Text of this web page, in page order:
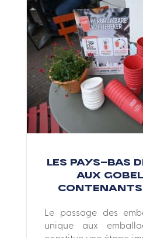
Les Pays-Bas
aux
Le passage des
unique aux